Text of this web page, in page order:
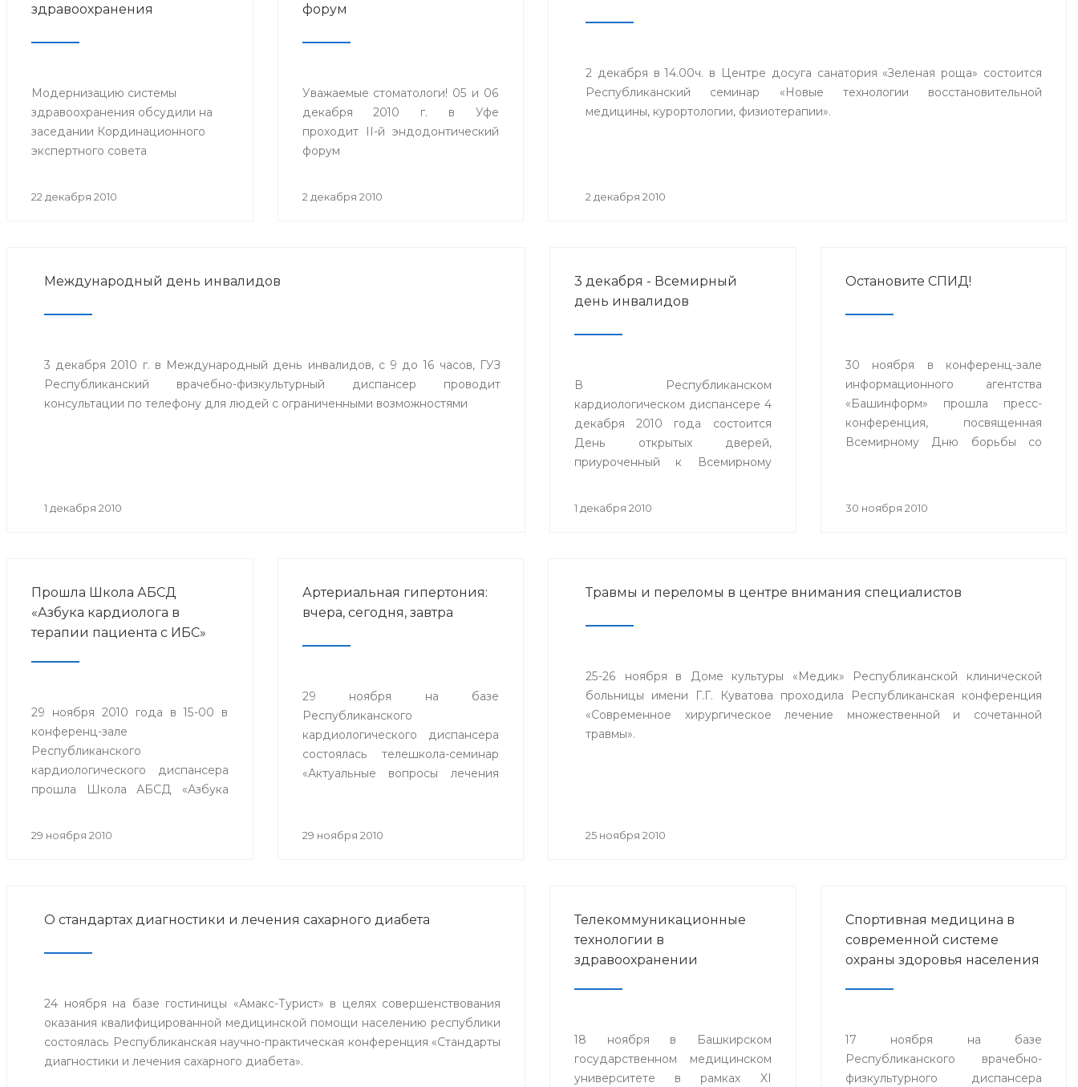
здравоохранения
Модернизацию системы
здравоохранения обсудили на
заседании Кординационного
экспертного совета
22 декабря 2010
форум
Уважаемые стоматологи! 05 и 06
декабря 2010 г. в Уфе
проходит II-й эндодонтический
форум
2 декабря 2010
2 декабря в 14.00ч. в Центре досуга санатория «Зеленая роща» состоится
Республиканский семинар «Новые технологии восстановительной
медицины, курортологии, физиотерапии».
2 декабря 2010
Международный день инвалидов
3 декабря 2010 г. в Международный день инвалидов, с 9 до 16 часов, ГУЗ
Республиканский врачебно-физкультурный диспансер проводит
консультации по телефону для людей с ограниченными возможностями
1 декабря 2010
3 декабря - Всемирный
день инвалидов
В Республиканском
кардиологическом диспансере 4
декабря 2010 года состоится
День открытых дверей,
приуроченный к Всемирному
1 декабря 2010
Остановите СПИД!
30 ноября в конференц-зале
информационного агентства
«Башинформ» прошла пресс-
конференция, посвященная
Всемирному Дню борьбы со
30 ноября 2010
Прошла Школа АБСД
«Азбука кардиолога в
терапии пациента с ИБС»
29 ноября 2010 года в 15-00 в
конференц-зале
Республиканского
кардиологического диспансера
прошла Школа АБСД «Азбука
с ИБС» с участием
29 ноября 2010
Артериальная гипертония:
вчера, сегодня, завтра
29 ноября на базе
Республиканского
кардиологического диспансера
состоялась телешкола-семинар
«Актуальные вопросы лечения
центров городов Белорецка,
29 ноября 2010
Травмы и переломы в центре внимания специалистов
25-26 ноября в Доме культуры «Медик» Республиканской клинической
больницы имени Г.Г. Куватова проходила Республиканская конференция
«Современное хирургическое лечение множественной и сочетанной
травмы».
25 ноября 2010
О стандартах диагностики и лечения сахарного диабета
24 ноября на базе гостиницы «Амакс-Турист» в целях совершенствования
оказания квалифицированной медицинской помощи населению республики
состоялась Республиканская научно-практическая конференция «Стандарты
диагностики и лечения сахарного диабета».
Телекоммуникационные
технологии в
здравоохранении
18 ноября в Башкирском
государственном медицинском
университете в рамках XI
Спортивная медицина в
современной системе
охраны здоровья населения
17 ноября на базе
Республиканского врачебно-
физкультурного диспансера